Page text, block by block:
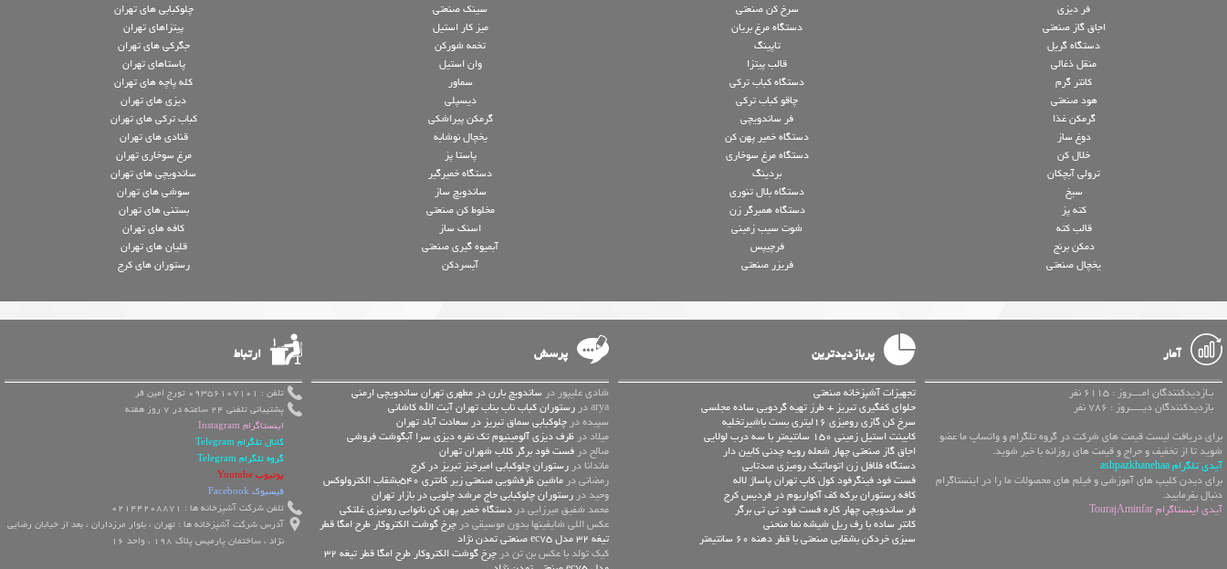
فر دیزی
اجاق گاز صنعتی
دستگاه گریل
منقل ذغالی
کانتر گرم
هود صنعتی
گرمکن غذا
دوغ ساز
خلال کن
ترولی آبچکان
سیخ
کته پز
قالب کته
دمکن برنج
یخچال صنعتی
سرخ کن صنعتی
دستگاه مرغ بریان
تاپینگ
قالب پیتزا
دستگاه کباب ترکی
چاقو کباب ترکی
فر ساندویچی
دستگاه خمیر پهن کن
دستگاه مرغ سوخاری
بردینگ
دستگاه بلال تنوری
دستگاه همبرگر زن
شوت سیب زمینی
فرچیپس
فریزر صنعتی
سینک صنعتی
میز کار استیل
تخمه شورکن
وان استیل
سماور
دیسپلی
گرمکن پیراشکی
یخچال نوشابه
پاستا پز
دستگاه خمیرگیر
ساندویچ ساز
مخلوط کن صنعتی
اسنک ساز
آبمیوه گیری صنعتی
آبسردکن
چلوکبابی های تهران
پیتزاهای تهران
جگرکی های تهران
پاستاهای تهران
کله پاچه های تهران
دیزی های تهران
کباب ترکی های تهران
قنادی های تهران
مرغ سوخاری تهران
ساندویچی های تهران
سوشی های تهران
بستنی های تهران
کافه های تهران
قلیان های تهران
رستوران های کرج
آمار
بـازدیدکنندگان امــــروز : 6115 نفر
بازدیدکنندگان دیـــــروز : 786 نفر
برای دریافت لیست قیمت های شرکت در گروه تلگرام و واتساپ ما عضو
شوید تا از تخفیف و حراج و قیمت های روزانه با خبر شوید.
آیدی تلگرام ashpazkhanehaa
برای دیدن کلیپ های آموزشی و فیلم های محصولات ما را در اینستاگرام
دنبال بفرمایید.
آیدی اینستاگرام TourajAminfar
پربازدیدترین
تجهیزات آشپزخانه صنعتی
حلوای کفگیری تبریز + طرز تهیه گردویی ساده مجلسی
سرخ کن گازی رومیزی 16لیتری بست باشیرتخلیه
کابینت استیل زمینی 150 سانتیمتر با سه درب لولایی
اجاق گاز صنعتی چهار شعله رویه چدنی کابین دار
دستگاه فلافل زن اتوماتیک رومیزی صدتایی
فست فود فینگرفود کول کاپ تهران پاساژ لاله
کافه رستوران برکه کف آکواریوم در فردیس کرج
فر ساندویچی چهار کاره فست فود تی تی برگر
کانتر ساده با رف ریل شیشه نما منحنی
سبزی خردکن بشقابی صنعتی با قطر دهنه 60 سانتیمتر
پرسش
شادی علیپور در ساندویچ بارن در مطهری تهران ساندویچی ارمنی
arya در
رستوران کباب ناب بناب تهران آیت الله کاشانی
سپیده در چلوکبابی سماق تبریز در سعادت آباد تهران
میلاد در ظرف دیزی آلومینیوم تک نفره دیزی سرا آبگوشت فروشی
صالح در فست فود برگر کلاب شهران تهران
ماندانا در رستوران چلوکبابی امیرخیز تبریز در کرج
رمضانی در ماشین ظرفشویی صنعتی زیر کانتری 540بشقاب الکترولوکس
وحید در رستوران چلوکبابی حاج مرشد چلویی در بازار تهران
محمد شفیق میرزایی در دستگاه خمیر پهن کن نانوایی رومیزی غلتکی
عكس اللي شايفينها بدون موسيقى در چرخ گوشت الکتروکار طرح امگا قطر
تیغه 32 مدل ec75 صنعتی تمدن نژاد
کیک تولد با عکس بن تن در
چرخ گوشت الکتروکار طرح امگا قطر تیغه 32
ارتباط
تلفن : 09356107101 تورج امین فر
پشتیبانی تلفنی 24 ساعته در 7 روز هفته
اینستاگرام Instagram
کانال تلگرام Telegram
گروه تلگرام Telegram
یوتیوب Youtube
فیسبوک Facebook
تلفن شرکت آشپزخانه ها : 02144208871
آدرس شرکت آشپزخانه ها : تهران ، بلوار مرزداران ، بعد از خیابان رضایی
نژاد ، ساختمان پارمیس پلاک 198 ، واحد 16